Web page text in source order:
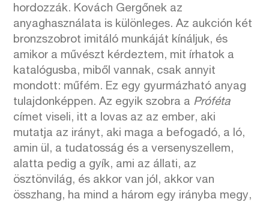
hordozzák. Kovách Gergőnek az
anyaghasználata is különleges. Az aukción két
bronzszobrot imitáló munkáját kínáljuk, és
amikor a művészt kérdeztem, mit írhatok a
katalógusba, miből vannak, csak annyit
mondott: műfém. Ez egy gyurmázható anyag
tulajdonképpen. Az egyik szobra a Próféta
címet viseli, itt a lovas az az ember, aki
mutatja az irányt, aki maga a befogadó, a ló,
amin ül, a tudatosság és a versenyszellem,
alatta pedig a gyík, ami az állati, az
ösztönvilág, és akkor van jól, akkor van
összhang, ha mind a három egy irányba megy,